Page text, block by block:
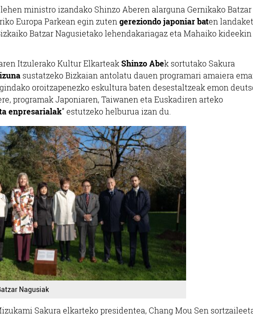
ministro izandako Shinzo Aberen alarguna Gernikako Batzar
Europa Parkean egin zuten gereziondo japoniar baten
Batzar Nagusietako lehendakariagaz eta Mahaiko kideekin
Itzulerako Kultur ElkarteakShinzo Abek sortutako Sakura
sustatzeko Bizkaian antolatu dauen programari amaiera
oroitzapenezko eskultura baten desestaltzeak emon
programak Japoniaren, Taiwanen eta Euskadiren arteko
enpresarialak” estutzeko helburua izan du.
Nagusiak
Sakura elkarteko presidentea, Chang Mou Sen